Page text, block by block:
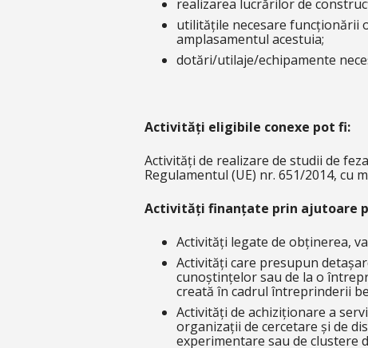
realizarea lucrărilor de
utilitățile necesare funcționării
amplasamentul acestuia;
dotări/utilaje/echipamente
Activităţi eligibile conexe pot fi:
Activități de realizare de studii de
Regulamentul (UE) nr. 651/2014, cu
Activități finanțate prin ajutoare
Activități legate de obținerea,
Activități care presupun
cunoștințelor sau de la o
creată în cadrul întreprinderii
Activități de achiziționare a
organizații de cercetare și de
experimentare sau de clustere